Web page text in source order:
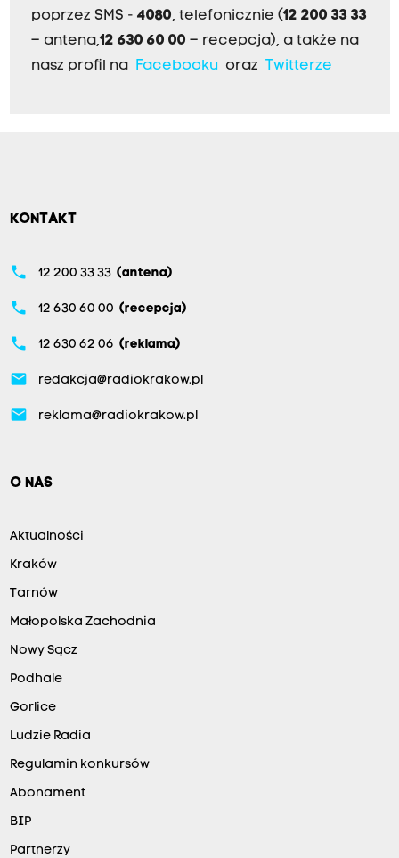
poprzez SMS - 4080, telefonicznie (12 200 33 33
– antena,12 630 60 00 – recepcja), a także na
nasz profil na Facebookuoraz Twitterze
KONTAKT
phone 12 200 33 33 (antena)
phone 12 630 60 00 (recepcja)
phone 12 630 62 06 (reklama)
email redakcja@radiokrakow.pl
email reklama@radiokrakow.pl
O NAS
Aktualności
Kraków
Tarnów
Małopolska Zachodnia
Nowy Sącz
Podhale
Gorlice
Ludzie Radia
Regulamin konkursów
Abonament
BIP
Partnerzy